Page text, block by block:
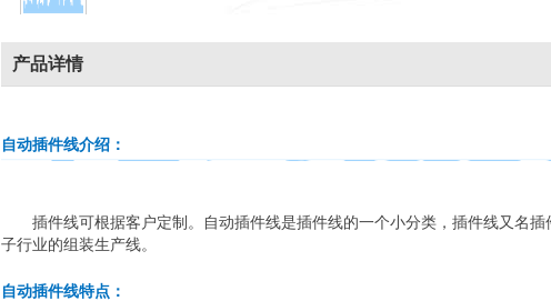
产品详情
自动插件线介绍 ：
插件线可根据客户定制。自动插件线是插件线的一个小分类，插件线又名插
子行业的组装生产线。
自动插件线特点：